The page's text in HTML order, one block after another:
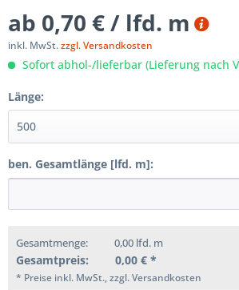
ab 0,70 € / lfd. m
inkl. MwSt.zzgl. Versandkosten
Sofort abhol-/lieferbar (Lieferung nach
Länge:
ben. Gesamtlänge [lfd. m]:
Gesamtmenge: 0,00 lfd. m
Gesamtpreis: 0,00 € *
* Preise inkl. MwSt., zzgl. Versandkosten